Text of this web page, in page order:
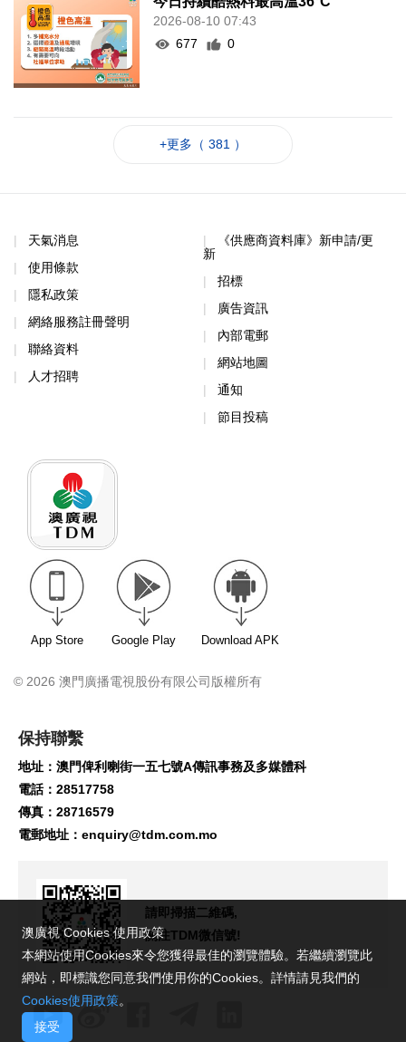
2026-08-10 07:43
677
0
+更多（ 381 ）
天氣消息
使用條款
隱私政策
網絡服務註冊聲明
聯絡資料
人才招聘
《供應商資料庫》新申請/更
新
招標
廣告資訊
內部電郵
網站地圖
通知
節目投稿
App Store Google Play Download APK
© 2026 澳門廣播電視股份有限公司版權所有
保持聯繫
地址：澳門俾利喇街一五七號A傳訊事務及多媒體科
電話：28517758
傳真：28716579
電郵地址： enquiry@tdm.com.mo
請即掃描二維碼,
關注TDM微信號!
澳廣視 Cookies 使用政策
本網站使用Cookies來令您獲得最佳的瀏覽體驗。若繼續瀏覽此
網站，即標識您同意我們使用你的Cookies。詳情請見我們的
Cookies使用政策。
接受